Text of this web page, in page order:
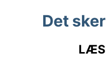
Det
LÆS